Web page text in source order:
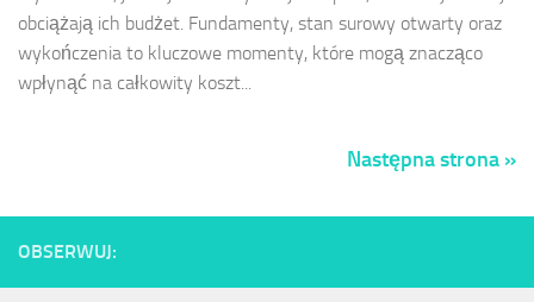
obciążają ich budżet. Fundamenty, stan surowy otwarty oraz
wykończenia to kluczowe momenty, które mogą znacząco
wpłynąć na całkowity koszt...
Następna strona »
OBSERWUJ: